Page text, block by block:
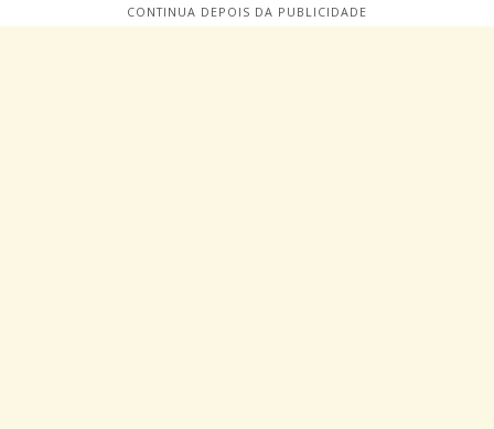
CONTINUA DEPOIS DA PUBLICIDADE